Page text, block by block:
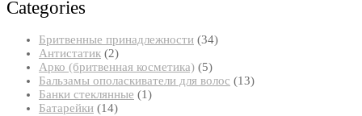
Categories
Бритвенные принадлежности 3434
Антистатик 22
товара
Арко (бритвенная косметика) 55
товаров
Бальзамы ополаскиватели для волос 1313
Банки стеклянные 11
Батарейки 1414